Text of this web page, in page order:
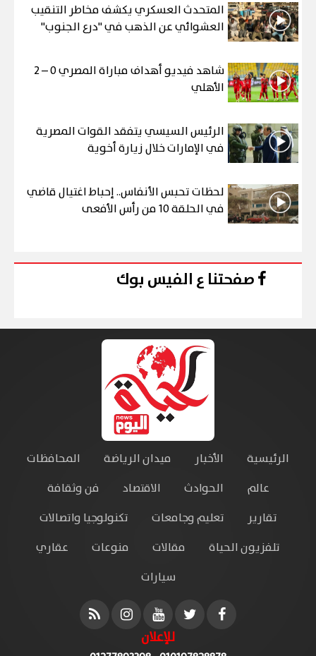
المتحدث العسكري يكشف مخاطر التنقيب
العشوائي عن الذهب في "درع الجنوب"
شاهد فيديو أهداف مباراة المصري 0 – 2
الأهلي
الرئيس السيسي يتفقد القوات المصرية
في الإمارات خلال زيارة أخوية
لحظات تحبس الأنفاس.. إحباط اغتيال قاضي
في الحلقة 10 من رأس الأفعى
صفحتنا ع الفيس بوك
الرئيسية الأخبار ميدان الرياضة
المحافظات
عالم
الحوادث الاقتصاد
فن وثقافة
تقارير
تعليم وجامعات
تكنولوجيا واتصالات
تلفزيون الحياة
مقالات منوعات
عقاري
سيارات
للإعلان